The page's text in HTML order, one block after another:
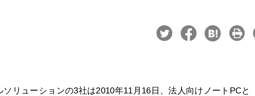
リューションの3社は2010年11月16日、法人向けノートPCと